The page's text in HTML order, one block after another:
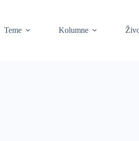
Teme Kolumne